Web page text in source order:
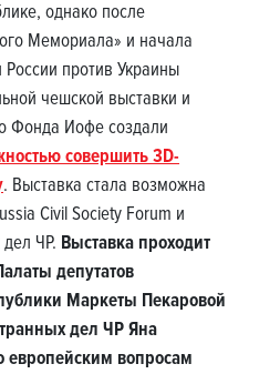
однако после
Мемориала» и начала
против Украины
чешской выставки и
Фонда Иофе создали
совершить 3D-
. Выставка стала возможна
Civil Society Forum и
ЧР. Выставка проходит
депутатов
Маркеты Пекаровой
дел ЧР Яна
европейским вопросам